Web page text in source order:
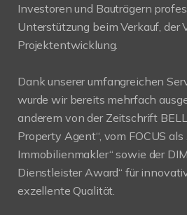
Investoren und Bauträgern
Unterstützung beim Verkauf, der
Projektentwicklung.
Dank unserer umfangreichen
wurde wir bereits mehrfach
anderem von der Zeitschrift
Property Agent“, vom FOCUS als
Immobilienmakler“ sowie der
Dienstleister Award“ für
exzellente Qualität.